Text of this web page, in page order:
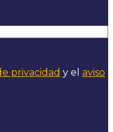
privacidad y el aviso